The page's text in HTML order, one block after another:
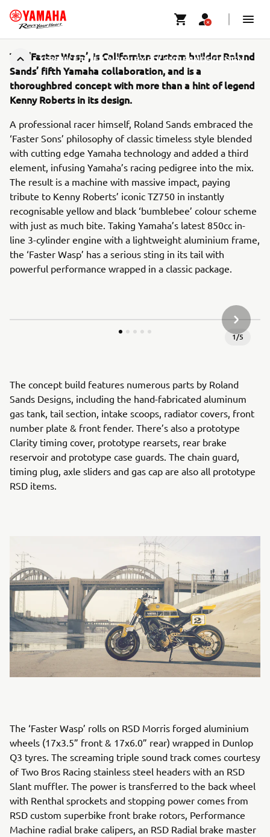
XSR900 ‘FASTER WASP’ BY ROLAND SANDS DESIGN
The ‘Faster Wasp’, is Californian custom builder Roland
Sands’ fifth Yamaha collaboration, and is a
thoroughbred concept with more than a hint of legend
Kenny Roberts in its design.
A professional racer himself, Roland Sands embraced the
‘Faster Sons’ philosophy of classic timeless style blended
with cutting edge Yamaha technology and added a third
element, infusing Yamaha’s racing pedigree into the mix.
The result is a machine with massive impact, paying
tribute to Kenny Roberts’ iconic TZ750 in instantly
recognisable yellow and black ‘bumblebee’ colour scheme
with just as much bite. Taking Yamaha’s latest 850cc in-
line 3-cylinder engine with a lightweight aluminium frame,
the ‘Faster Wasp’ has a serious sting in its tail with
powerful performance wrapped in a classic package.
1/5
The concept build features numerous parts by Roland
Sands Designs, including the hand-fabricated aluminum
gas tank, tail section, intake scoops, radiator covers, front
number plate & front fender. There’s also a prototype
Clarity timing cover, prototype rearsets, rear brake
reservoir and prototype case guards. The chain guard,
timing plug, axle sliders and gas cap are also all prototype
RSD items.
The ‘Faster Wasp’ rolls on RSD Morris forged aluminium
wheels (17x3.5” front & 17x6.0” rear) wrapped in Dunlop
Q3 tyres. The screaming triple sound track comes courtesy
of Two Bros Racing stainless steel headers with an RSD
Slant muffler. The power is transferred to the back wheel
with Renthal sprockets and stopping power comes from
RSD custom superbike front brake rotors, Performance
Machine radial brake calipers, an RSD Radial brake master